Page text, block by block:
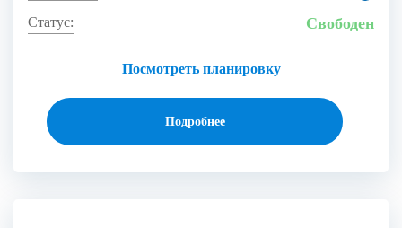
Посмотреть планировку
Свободен
Подробнее